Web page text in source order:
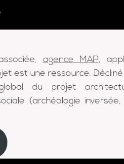
agence MAP,
est une ressource.
du projet
(archéologie